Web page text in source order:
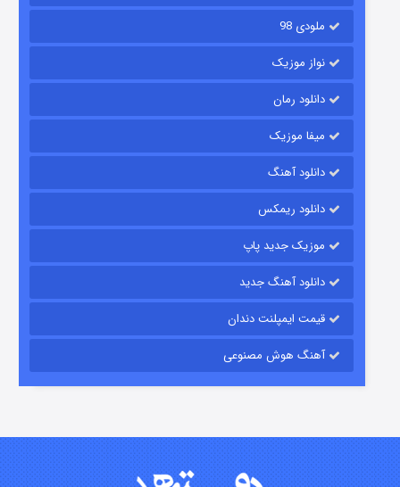
قسمت۷ (زیرنویس) منتشر شد
ملودی 98
نواز موزیک
دانلود رمان
میفا موزیک
دانلود آهنگ
دانلود ریمکس
موزیک جدید پاپ
دانلود آهنگ جدید
قیمت ایمپلنت دندان
آهنگ هوش مصنوعی